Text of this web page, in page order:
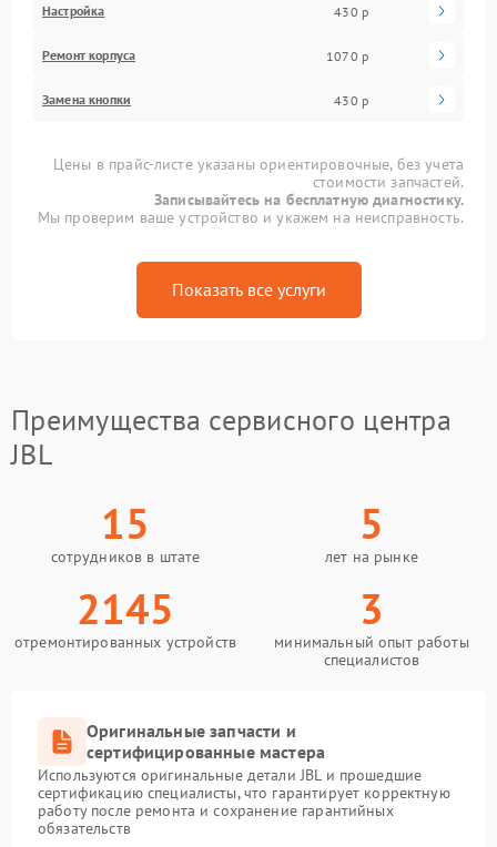
Настройка 430 р
Ремонт корпуса 1070 р
Замена кнопки 430 р
Цены в прайс-листе указаны ориентировочные, без учета
стоимости запчастей.
Записывайтесь на бесплатную диагностику.
Мы проверим ваше устройство и укажем на неисправность.
Показать все услуги
Преимущества сервисного центра
JBL
15
сотрудников в штате
5
лет на рынке
2145
отремонтированных устройств
3
минимальный опыт работы
специалистов
Оригинальные запчасти и
сертифицированные мастера
Используются оригинальные детали JBL и прошедшие
сертификацию специалисты, что гарантирует корректную
работу после ремонта и сохранение гарантийных
обязательств